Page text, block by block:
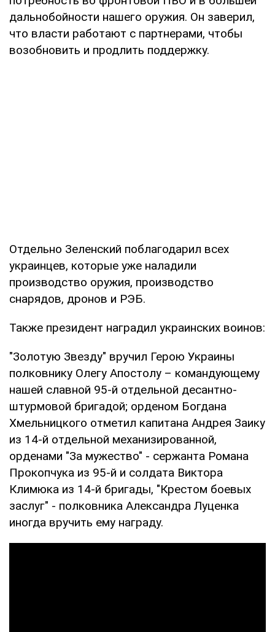
дальнобойности нашего оружия. Он заверил,
что власти работают с партнерами, чтобы
возобновить и продлить поддержку.
Отдельно Зеленский поблагодарил всех
украинцев, которые уже наладили
производство оружия, производство
снарядов, дронов и РЭБ.
Также президент наградил украинских воинов:
"Золотую Звезду" вручил Герою Украины
полковнику Олегу Апостолу – командующему
нашей славной 95-й отдельной десантно-
штурмовой бригадой; орденом Богдана
Хмельницкого отметил капитана Андрея Заику
из 14-й отдельной механизированной,
орденами "За мужество" - сержанта Романа
Прокопчука из 95-й и солдата Виктора
Климюка из 14-й бригады, "Крестом боевых
заслуг" - полковника Александра Луценка
иногда вручить ему награду.